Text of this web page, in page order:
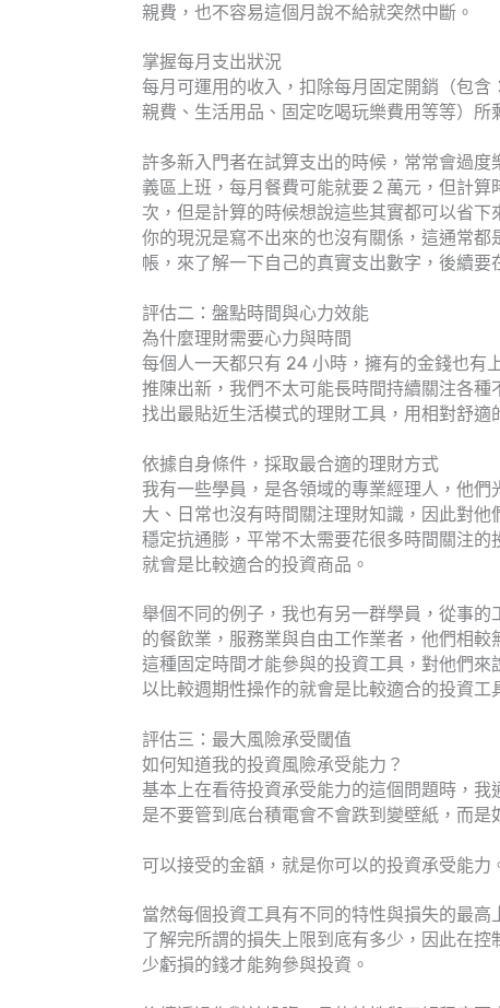
親費，也不容易這個月說不給就突然中斷。
掌握每月支出狀況
每月可運用的收入，扣除每月固定開銷（包
親費、生活用品、固定吃喝玩樂費用等等）
許多新入門者在試算支出的時候，常常會過
義區上班，每月餐費可能就要２萬元，但計
次，但是計算的時候想說這些其實都可以省
你的現況是寫不出來的也沒有關係，這通常
帳，來了解一下自己的真實支出數字，後續要
評估二：盤點時間與心力效能
為什麼理財需要心力與時間
每個人一天都只有 24 小時，擁有的金錢也有
推陳出新，我們不太可能長時間持續關注各
找出最貼近生活模式的理財工具，用相對舒適
依據自身條件，採取最合適的理財方式
我有一些學員，是各領域的專業經理人，他
大、日常也沒有時間關注理財知識，因此對
穩定抗通膨，平常不太需要花很多時間關注
就會是比較適合的投資商品。
舉個不同的例子，我也有另一群學員，從事
的餐飲業，服務業與自由工作業者，他們相
這種固定時間才能參與的投資工具，對他們
以比較週期性操作的就會是比較適合的投資工
評估三：最大風險承受閾值
如何知道我的投資風險承受能力？
基本上在看待投資承受能力的這個問題時，
是不要管到底台積電會不會跌到變壁紙，而
可以接受的金額，就是你可以的投資承受能力
當然每個投資工具有不同的特性與損失的最
了解完所謂的損失上限到底有多少，因此在
少虧損的錢才能夠參與投資。